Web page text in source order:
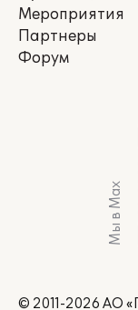
Мероприятия
Партнеры
Форум
Мы в Max
© 2011-2026 АО